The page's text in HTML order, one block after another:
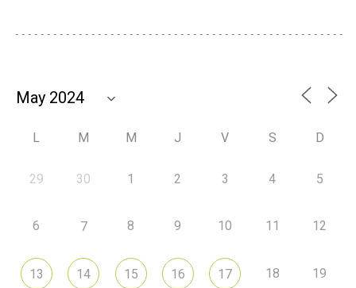
L M M J V S D
29 30 1 2 3 4 5
6 7 8 9 10 11 12
13 14 15 16 17 18 19